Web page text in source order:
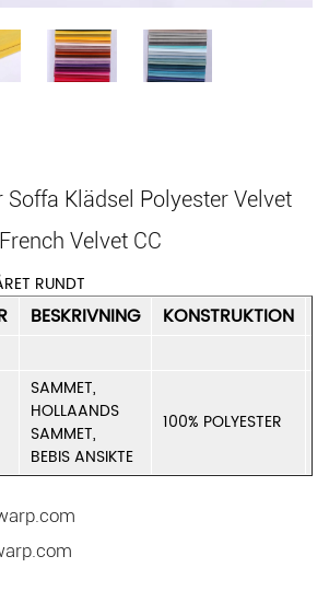
Soffa Klädsel Polyester Velvet
Velvet CC
RUNDT
BESKRIVNING KONSTRUKTION
SAMMET,
HOLLAANDS
SAMMET,
BEBIS ANSIKTE
100% POLYESTER